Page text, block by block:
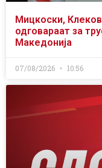
Мицкоски,
одговараат за
Македонија
07/08/2026 10:56